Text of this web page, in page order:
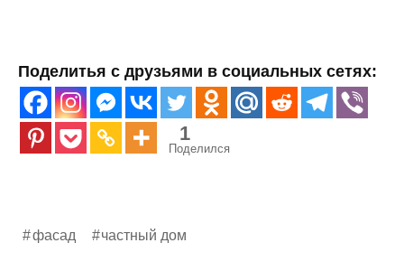
Поделитья с друзьями в социальных сетях:
1
Поделился
фасад частный дом